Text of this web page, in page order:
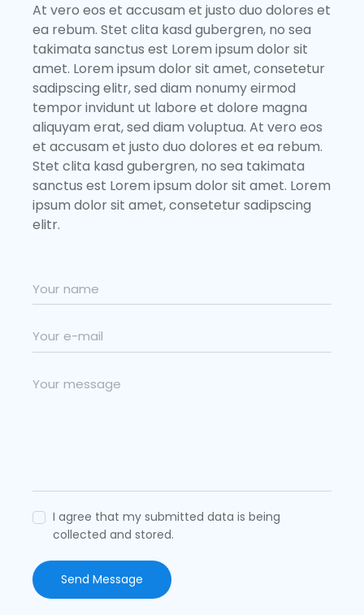
At vero eos et accusam et justo duo dolores et
ea rebum. Stet clita kasd gubergren, no sea
takimata sanctus est Lorem ipsum dolor sit
amet. Lorem ipsum dolor sit amet, consetetur
sadipscing elitr, sed diam nonumy eirmod
tempor invidunt ut labore et dolore magna
aliquyam erat, sed diam voluptua. At vero eos
et accusam et justo duo dolores et ea rebum.
Stet clita kasd gubergren, no sea takimata
sanctus est Lorem ipsum dolor sit amet. Lorem
ipsum dolor sit amet, consetetur sadipscing
elitr.
I agree that my submitted data is being
collected and stored.
Send Message